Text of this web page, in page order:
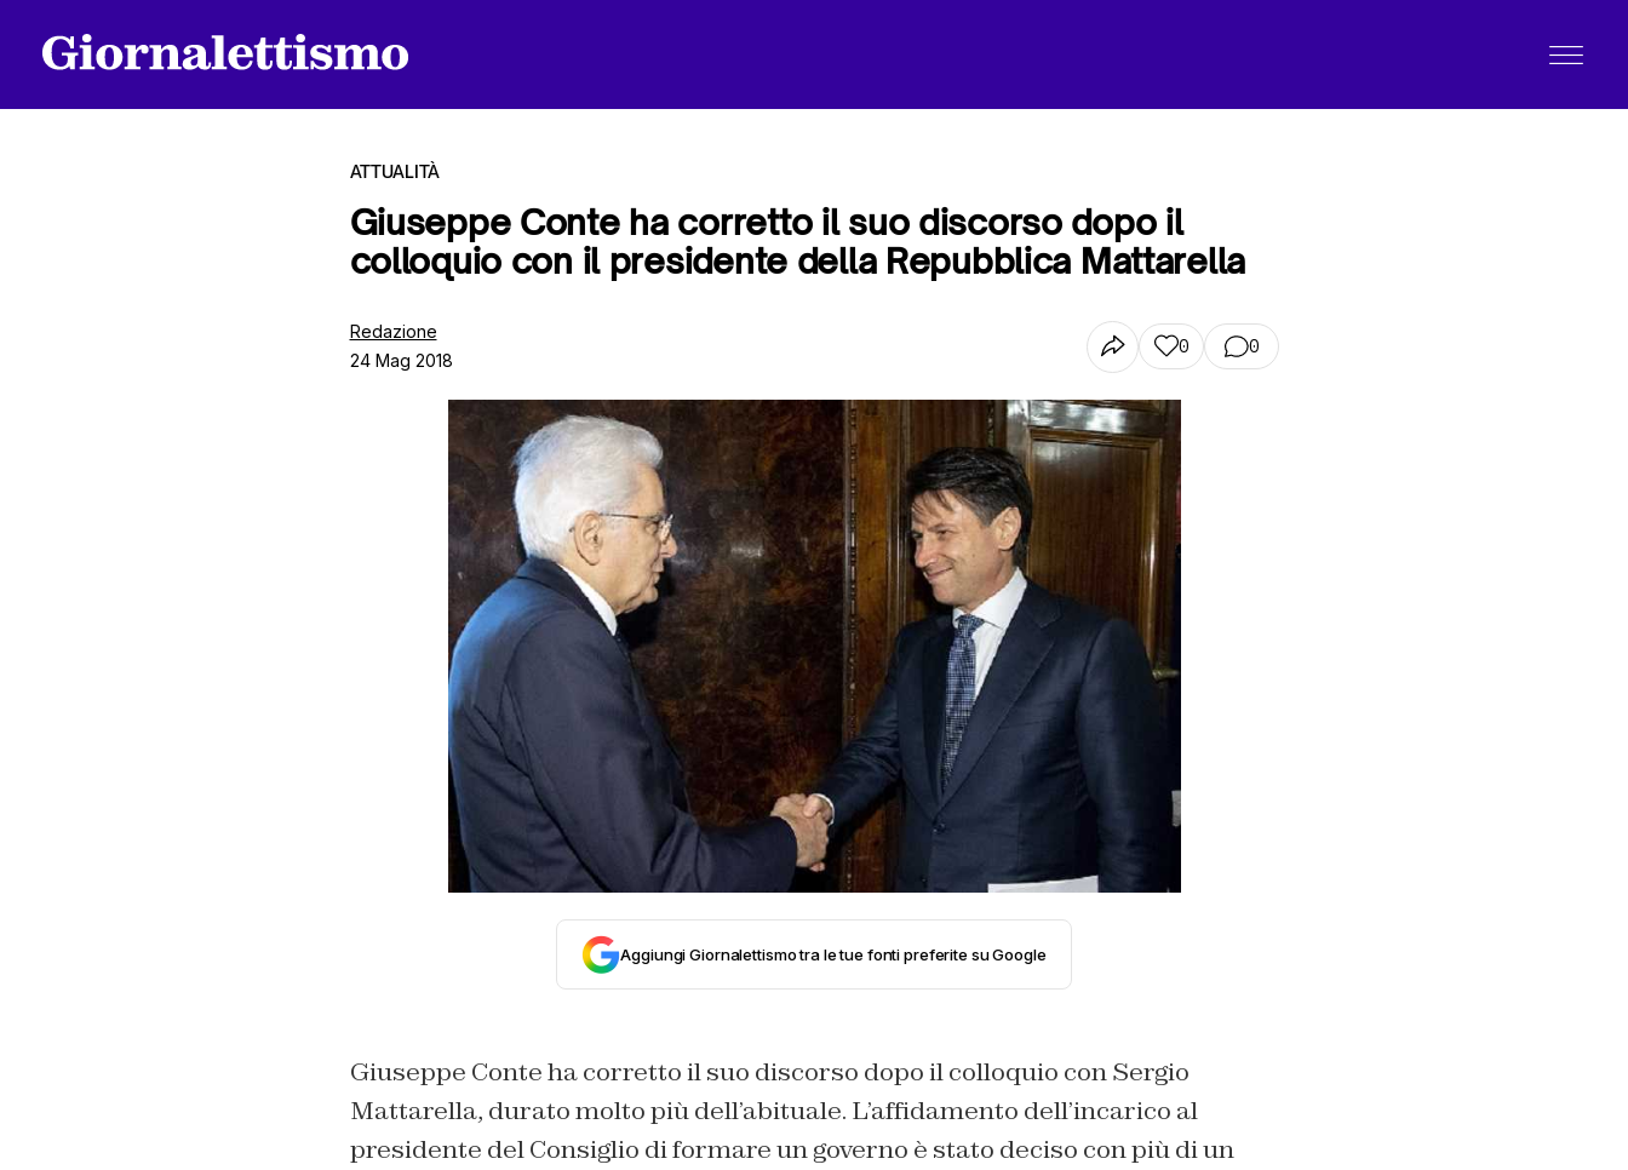
ATTUALITÀ
Giuseppe Conte ha corretto il suo discorso dopo il
colloquio con il presidente della Repubblica Mattarella
Redazione
24 Mag 2018
0 0
Aggiungi Giornalettismo tra le tue fonti preferite su Google
Giuseppe Conte ha corretto il suo discorso dopo il colloquio con Sergio
Mattarella, durato molto più dell’abituale. L’affidamento dell’incarico al
presidente del Consiglio di formare un governo è stato deciso con più di un